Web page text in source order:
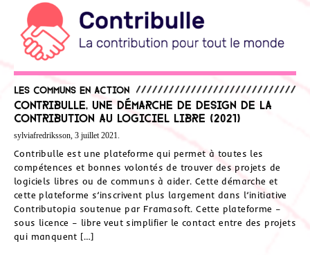
Les communs en action
Contribulle, une démarche de design de la
contribution au logiciel libre (2021)
sylviafredriksson, 3 juillet 2021.
Contribulle est une plateforme qui permet à toutes les
compétences et bonnes volontés de trouver des projets de
logiciels libres ou de communs à aider. Cette démarche et
cette plateforme s’inscrivent plus largement dans l’initiative
Contributopia soutenue par Framasoft. Cette plateforme –
sous licence – libre veut simplifier le contact entre des projets
qui manquent […]